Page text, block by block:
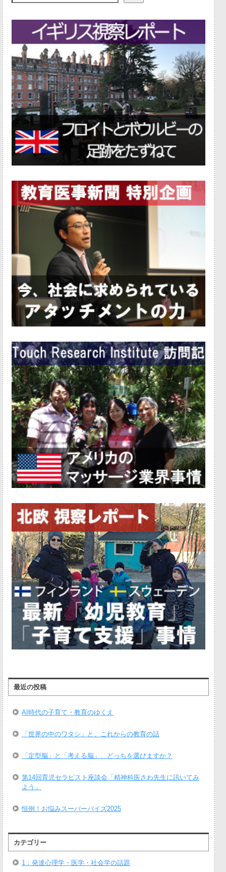
最近の投稿
AI時代の子育て・教育のゆくえ
「世界の中のワタシ」と、これからの教育の話
「定型脳」と「考える脳」、どっちを選びますか？
第14回育児セラピスト座談会「精神科医さわ先生に訊いてみ
よう」
恒例！お悩みスーパーバイズ2025
カテゴリー
1：発達心理学・医学・社会学の話題